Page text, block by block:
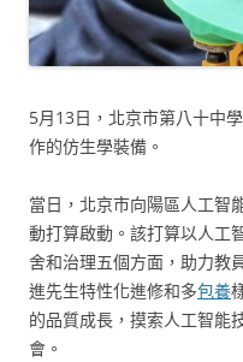
5月13日，北京市第八十中
作的仿生學裝備。
當日，北京市向陽區人工智
動打算啟動。該打算以人工
舍和治理五個方面，助力教
進先生特性化進修和多包養
的品質成長，摸索人工智能
會。